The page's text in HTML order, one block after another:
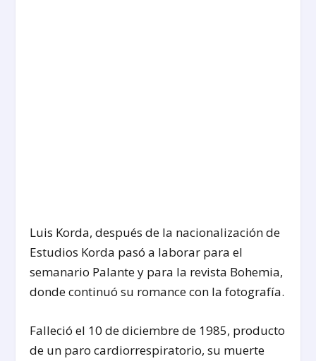
Luis Korda, después de la nacionalización de
Estudios Korda pasó a laborar para el
semanario Palante y para la revista Bohemia,
donde continuó su romance con la fotografía.
Falleció el 10 de diciembre de 1985, producto
de un paro cardiorrespiratorio, su muerte